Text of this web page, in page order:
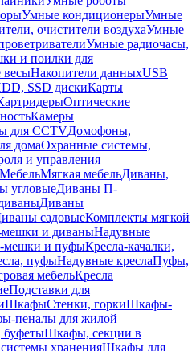
Умные кондиционерыУмные
очистители воздухаУмные
Умные радиочасы,
и поилки для
весыНакопители данныхUSB
SSD дискиКарты
Оптические
Камеры
для CCTVДомофоны,
домаОхранные системы,
и управления
МебельМягкая мебельДиваны,
угловыеДиваны П-
Диваны
садовыеКомплекты мягкой
мешки и диваныНадувные
мешки и пуфыКресла-качалки,
пуфыНадувные креслаПуфы,
мебельКресла
Подставки для
ШкафыСтенки, горкиШкафы-
пеналы для жилой
Шкафы, секции в
храненияШкафы для